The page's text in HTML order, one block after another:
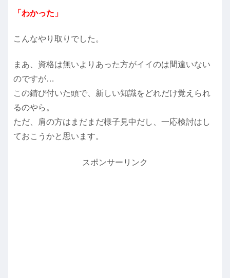
「わかった」
こんなやり取りでした。
まあ、資格は無いよりあった方がイイのは間違いない
のですが…
この錆び付いた頭で、新しい知識をどれだけ覚えられ
るのやら。
ただ、肩の方はまだまだ様子見中だし、一応検討はし
ておこうかと思います。
スポンサーリンク